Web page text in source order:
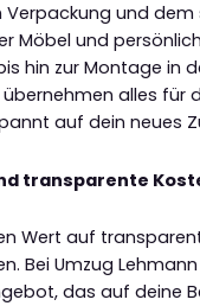
und dem
Möbel und
hin zur Montage in
alles für
auf dein neues
transparente
Wert auf
Bei Umzug
das auf deine